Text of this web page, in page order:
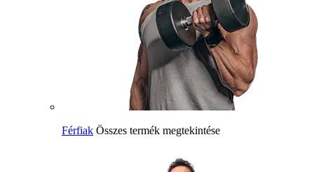
Férfiak Összes termék megtekintése